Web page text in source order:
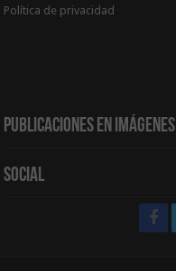
Política de privacidad
Publicaciones en Imágenes
Social